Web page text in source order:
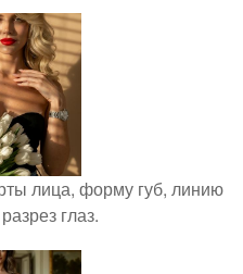
лица, форму губ, линию
глаз.